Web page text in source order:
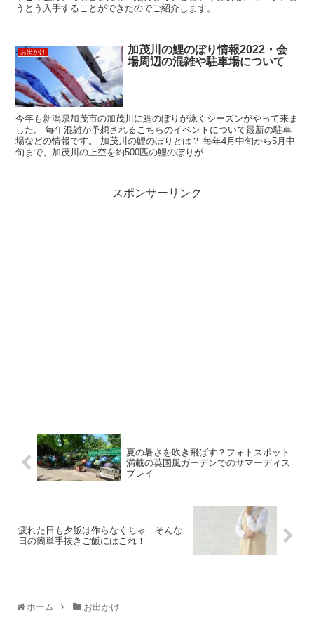
うとう入手することができたのでご紹介します。 ...
お出かけ
加茂川の鯉のぼり情報2022・会
場周辺の混雑や駐車場について
今年も新潟県加茂市の加茂川に鯉のぼりが泳ぐシーズンがやって来ま
した。 毎年混雑が予想されるこちらのイベントについて最新の駐車
場などの情報です。 加茂川の鯉のぼりとは？ 毎年4月中旬から5月中
旬まで、加茂川の上空を約500匹の鯉のぼりが...
スポンサーリンク
夏の暑さを吹き飛ばす？フォトスポット
満載の英国風ガーデンでのサマーディス
プレイ
疲れた日も夕飯は作らなくちゃ…そんな
日の簡単手抜きご飯にはこれ！
ホーム お出かけ